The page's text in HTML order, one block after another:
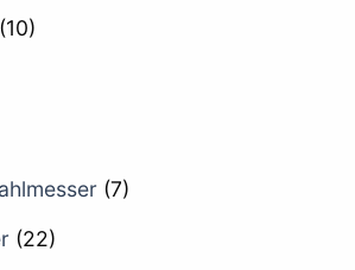
(10)
(7)
(22)